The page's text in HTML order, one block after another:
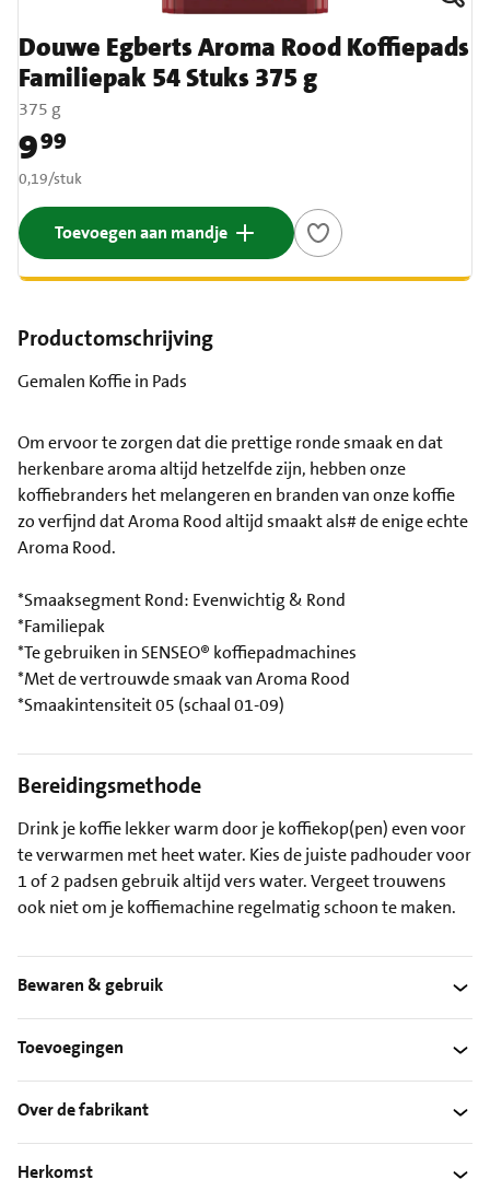
Douwe Egberts Aroma Rood Koffiepads
Familiepak 54 Stuks 375 g
375 g
Prijs: € 9,99
999
€ 0,19 per stuk
0,19/stuk
Toevoegen aan mandje
Productomschrijving
Gemalen Koffie in Pads
Om ervoor te zorgen dat die prettige ronde smaak en dat
herkenbare aroma altijd hetzelfde zijn, hebben onze
koffiebranders het melangeren en branden van onze koffie
zo verfijnd dat Aroma Rood altijd smaakt als# de enige echte
Aroma Rood.
*Smaaksegment Rond: Evenwichtig & Rond
*Familiepak
*Te gebruiken in SENSEO® koffiepadmachines
*Met de vertrouwde smaak van Aroma Rood
*Smaakintensiteit 05 (schaal 01-09)
Bereidingsmethode
Drink je koffie lekker warm door je koffiekop(pen) even voor
te verwarmen met heet water. Kies de juiste padhouder voor
1 of 2 padsen gebruik altijd vers water. Vergeet trouwens
ook niet om je koffiemachine regelmatig schoon te maken.
Bewaren & gebruik
Toevoegingen
Over de fabrikant
Herkomst